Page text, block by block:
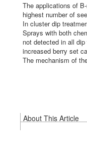
The applications of
highest number of
In cluster dip
Sprays with both
not detected in all
increased berry set
The mechanism of
About This Article